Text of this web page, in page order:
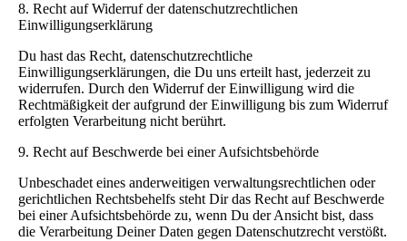
8. Recht auf Widerruf der datenschutzrechtlichen
Einwilligungserklärung
Du hast das Recht, datenschutzrechtliche
Einwilligungserklärungen, die Du uns erteilt hast, jederzeit zu
widerrufen. Durch den Widerruf der Einwilligung wird die
Rechtmäßigkeit der aufgrund der Einwilligung bis zum Widerruf
erfolgten Verarbeitung nicht berührt.
9. Recht auf Beschwerde bei einer Aufsichtsbehörde
Unbeschadet eines anderweitigen verwaltungsrechtlichen oder
gerichtlichen Rechtsbehelfs steht Dir das Recht auf Beschwerde
bei einer Aufsichtsbehörde zu, wenn Du der Ansicht bist, dass
die Verarbeitung Deiner Daten gegen Datenschutzrecht verstößt.